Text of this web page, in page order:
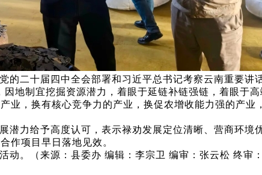
的二十届四中全会部署和习近平总书记考察云南重要讲
因地制宜挖掘资源潜力，着眼于延链补链强链，着眼于
业，换有核心竞争力的产业，换促农增收能力强的产
潜力给予高度认可，表示禄劝发展定位清晰、营商环境
作项目早日落地见效。
动。（来源：县委办 编辑：李宗卫 编审：张云松 终审